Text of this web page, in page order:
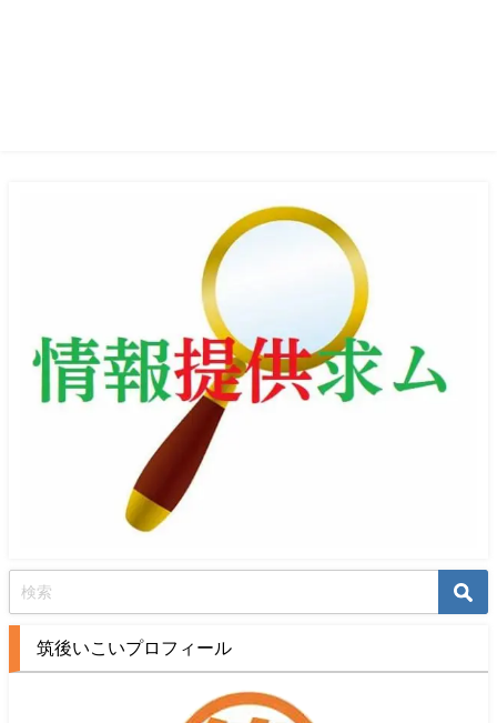
筑後いこいプロフィール